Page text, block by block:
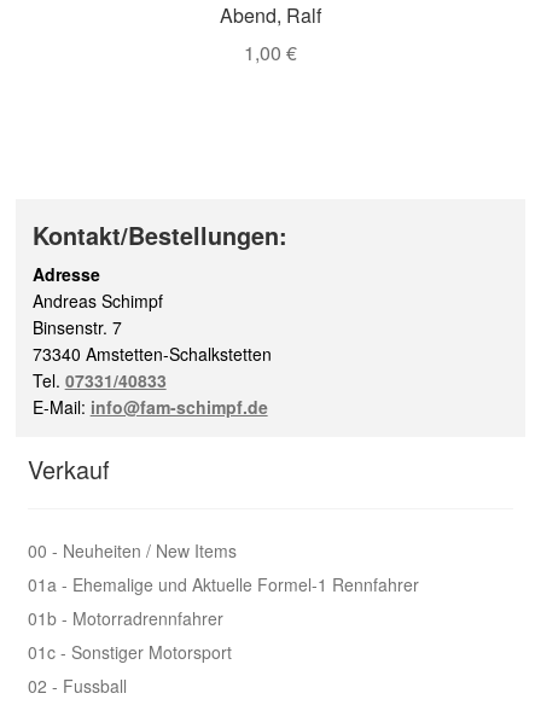
Abend, Ralf
1,00 €
Kontakt/Bestellungen:
Adresse
Andreas Schimpf
Binsenstr. 7
73340 Amstetten-Schalkstetten
Tel. 07331/40833
E-Mail: info@fam-schimpf.de
Verkauf
00 - Neuheiten / New Items
01a - Ehemalige und Aktuelle Formel-1 Rennfahrer
01b - Motorradrennfahrer
01c - Sonstiger Motorsport
02 - Fussball